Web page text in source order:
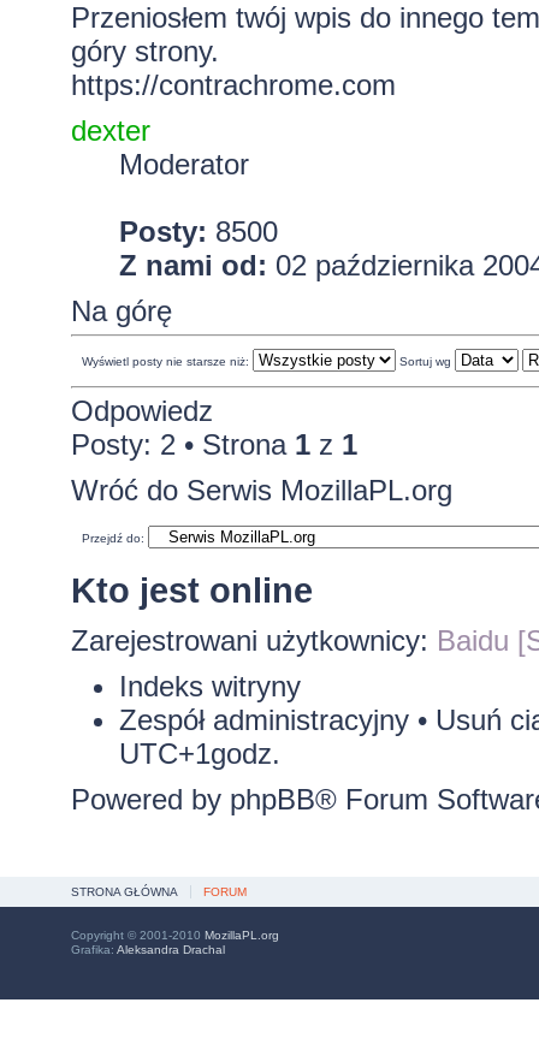
Przeniosłem twój wpis do innego
góry strony.
https://contrachrome.com
dexter
Moderator
Posty: 8500
Z nami od: 02 października
Na górę
Wyświetl posty nie starsze niż: Sortuj wg
Odpowiedz
Posty: 2 • Strona 1z 1
Wróć do Serwis MozillaPL.org
Przejdź do:
Kto jest online
Zarejestrowani użytkownicy: Baidu
Indeks witryny
Zespół administracyjny• Usuń
UTC+1godz.
Powered by phpBB® Forum
STRONA GŁÓWNA FORUM
Copyright © 2001-2010 MozillaPL.org
Grafika: Aleksandra Drachal